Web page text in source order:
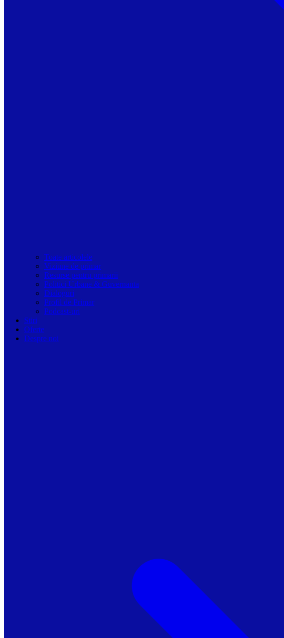
Toate articolele
Viziune de primar
Resurse pentru primarii
Politici Urbane & Guvernanta
Dialoguri
Profil de Primar
Podcast-uri
Stiri
Oferte
Despre noi